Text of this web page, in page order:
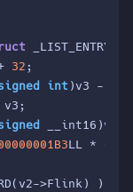
_LIST_ENTRY
32 ;
int )v3 -
__int16)v2-
LL * (v5
>Flink) );